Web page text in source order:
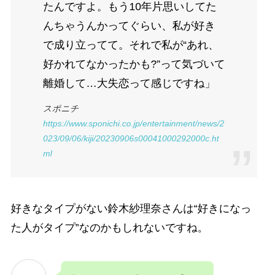
たんですよ。もう10年片思いしてた
んちゃうんかってぐらい、私が好き
で成り立ってて。それで私が“あれ、
好かれてなかったかも?”って気づいて
離婚して…大失恋って感じですね」
スポニチ
https://www.sponichi.co.jp/entertainment/news/2
023/09/06/kiji/20230906s00041000292000c.ht
ml
好きなタイプがない鈴木紗理奈さんは“好きになっ
た人がタイプ”なのかもしれないですね。